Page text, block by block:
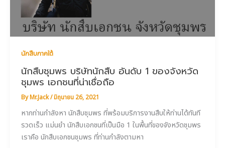
นักสืบภาคใต้
นักสืบชุมพร บริษัทนักสืบ อันดับ 1 ของจังหวัด
ชุมพร เอกชนที่น่าเชื่อถือ
ByMr.Jack/มิถุนายน 26, 2021
หากท่านกำลังหา นักสืบชุมพร ที่พร้อมบริการงานสืบให้ท่านได้ทันที
รวดเร็ว แม่นยำ นักสืบเอกชนที่เป็นมือ 1 ในพื้นที่ของจังหวัดชุมพร
เราคือ นักสืบเอกชนชุมพร ที่ท่านกำลังตามหา